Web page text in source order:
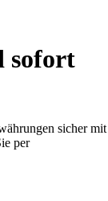
sofort
sicher mit
per